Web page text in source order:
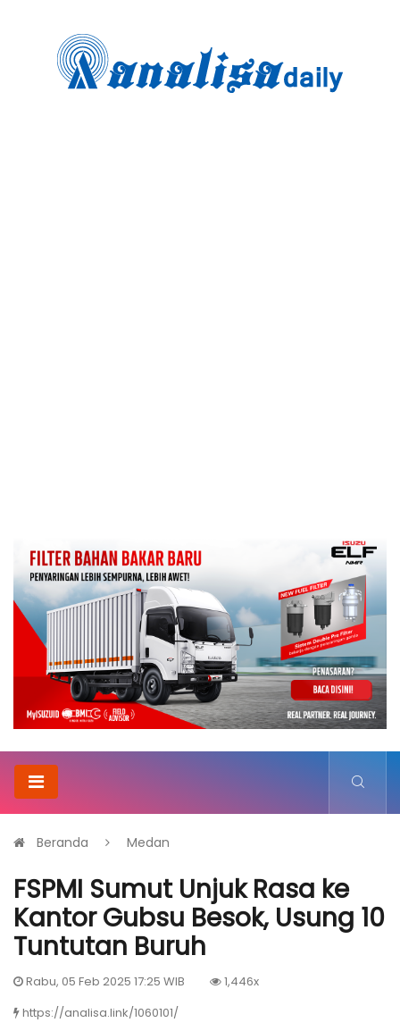
Beranda Medan
FSPMI Sumut Unjuk Rasa ke
Kantor Gubsu Besok, Usung 10
Tuntutan Buruh
Rabu, 05 Feb 2025 17:25 WIB
1,446x
https://analisa.link/1060101/